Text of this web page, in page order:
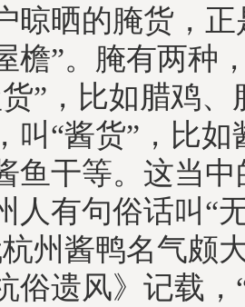
晾晒的腌货，正
檐”。腌有两种
”，比如腊鸡
叫“酱货”，比
鱼干等。这当中
人有句俗话叫“
州酱鸭名气颇
俗遗风》记载，